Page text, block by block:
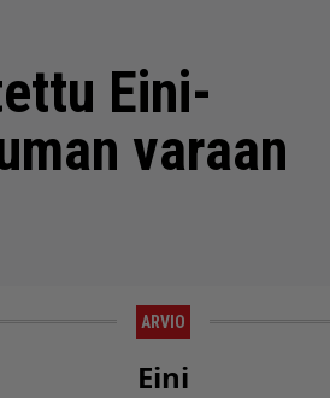
Eini-
varaan
ARVIO
Eini